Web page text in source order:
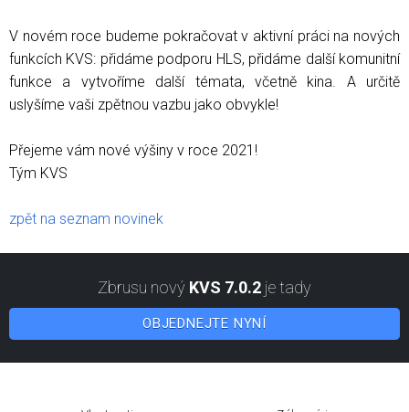
V novém roce budeme pokračovat v aktivní práci na nových
funkcích KVS: přidáme podporu HLS, přidáme další komunitní
funkce a vytvoříme další témata, včetně kina. A určitě
uslyšíme vaši zpětnou vazbu jako obvykle!
Přejeme vám nové výšiny v roce 2021!
Tým KVS
zpět na seznam novinek
Zbrusu nový KVS 7.0.2 je tady
OBJEDNEJTE NYNÍ